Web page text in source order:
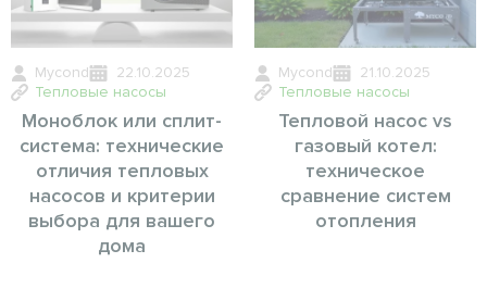
Mycond
22.10.2025
Тепловые насосы
Моноблок или сплит-
система: технические
отличия тепловых
насосов и критерии
выбора для вашего
дома
Mycond
21.10.2025
Тепловые насосы
Тепловой насос vs
газовый котел:
техническое
сравнение систем
отопления